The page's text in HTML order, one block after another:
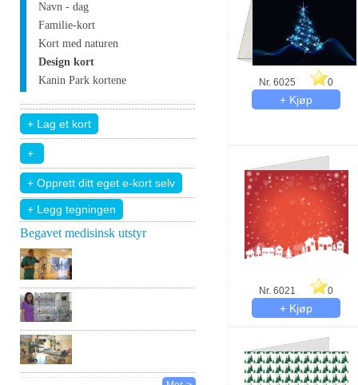
Navn - dag
Familie-kort
Kort med naturen
Design kort
Kanin Park kortene
+ Legg tegningen
Begavet medisinsk utstyr
Nr. 6025 0
Nr. 6021 0